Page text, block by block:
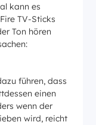
kann es
TV-Sticks
Ton hören
führen, dass
einen
wenn der
wird, reicht